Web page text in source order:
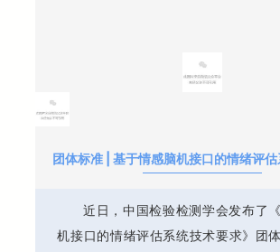
团体标准 | 基于情感脑机接口的情绪评
近日，中国检验检测学会发布了
机接口的情绪评估系统技术要求》团